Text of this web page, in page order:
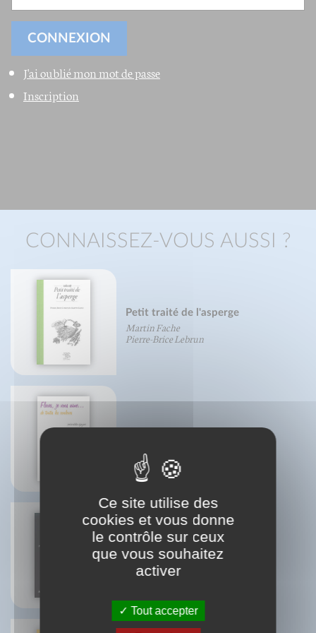
J'ai oublié mon mot de passe
Inscription
CONNAISSEZ-VOUS AUSSI ?
Petit traité de l'asperge
Martin Fache
Pierre-Brice Lebrun
La psycho-intégration
Georges Pegand
Ce site utilise des
cookies et vous donne
le contrôle sur ceux
que vous souhaitez
activer
Tout accepter